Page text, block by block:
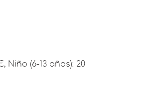
Niño (6-13 años): 20